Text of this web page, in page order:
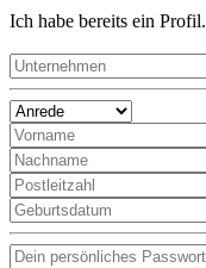
Ich habe bereits ein Profil.